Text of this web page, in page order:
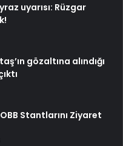
uyarısı: Rüzgar
gözaltına alındığı
Stantlarını Ziyaret